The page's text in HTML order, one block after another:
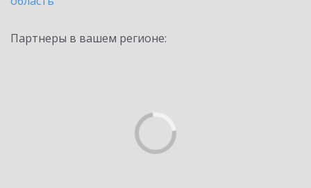
Партнеры в вашем регионе: